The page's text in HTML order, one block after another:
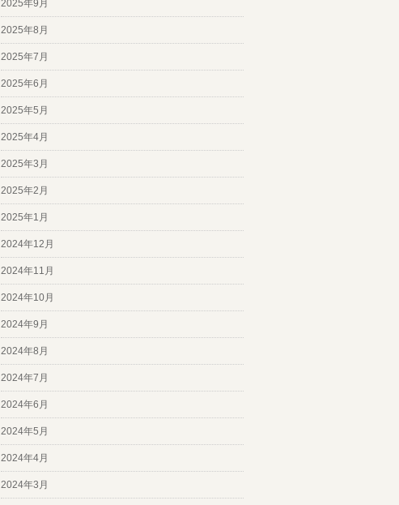
2025年9月
2025年8月
2025年7月
2025年6月
2025年5月
2025年4月
2025年3月
2025年2月
2025年1月
2024年12月
2024年11月
2024年10月
2024年9月
2024年8月
2024年7月
2024年6月
2024年5月
2024年4月
2024年3月